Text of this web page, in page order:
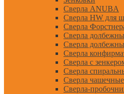
Сверла ANUBA
Сверла HW для
Сверла
Сверла
Сверла
Сверла
Сверла с
Сверла
Сверла чашечные
Сверла-